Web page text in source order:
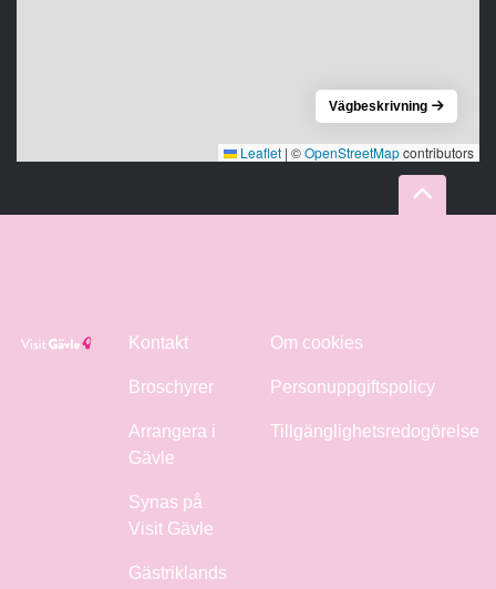
Leaflet | ©OpenStreetMapcontributors
Vägbeskrivning
Kontakt
Broschyrer
Arrangera i
Gävle
Synas på
Visit Gävle
Gästriklands
Om cookies
Personuppgiftspolicy
Tillgänglighetsredogörelse